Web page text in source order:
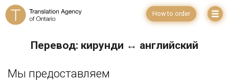
How to order
Перевод: кирунди ↔ английский
Мы предоставляем